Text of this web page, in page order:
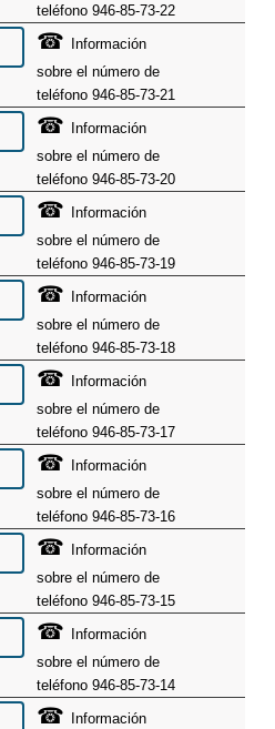
teléfono 946-85-73-22
☎ Información
sobre el número de
teléfono 946-85-73-21
☎ Información
sobre el número de
teléfono 946-85-73-20
☎ Información
sobre el número de
teléfono 946-85-73-19
☎ Información
sobre el número de
teléfono 946-85-73-18
☎ Información
sobre el número de
teléfono 946-85-73-17
☎ Información
sobre el número de
teléfono 946-85-73-16
☎ Información
sobre el número de
teléfono 946-85-73-15
☎ Información
sobre el número de
teléfono 946-85-73-14
☎ Información